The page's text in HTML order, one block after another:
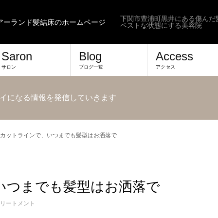
ランド髪結床のホームページ
下関市豊浦町黒井にある傷んだ
ベストな状態にする美容院
Saron
サロン
Blog
ブログ一覧
Access
アクセス
になる情報を発信していきます
ットラインで、いつまでも髪型はお洒落で
つまでも髪型はお洒落で
ートメント